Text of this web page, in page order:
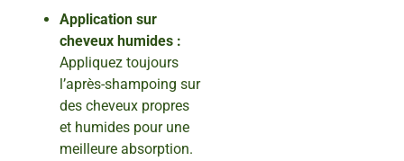
Application sur
cheveux humides :
Appliquez toujours
l’après-shampoing sur
des cheveux propres
et humides pour une
meilleure absorption.